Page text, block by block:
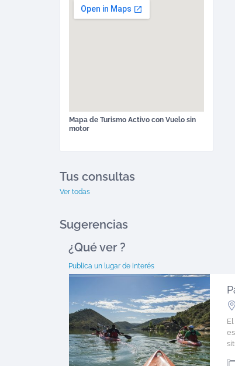
Mapa de Turismo Activo con Vuelo sin
motor
Tus consultas
Ver todas
Sugerencias
¿Qué ver ?
Publica un lugar de interés